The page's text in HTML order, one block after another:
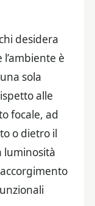
desidera
è
sola
alle
focale, ad
o dietro il
luminosità